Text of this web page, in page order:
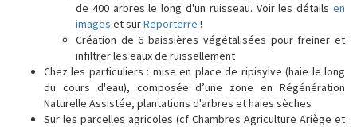
de 400 arbres le long d'un ruisseau. Voir les détails en
images et surReporterre !
Création de 6 baissières végétalisées pour freiner et
infiltrer les eaux de ruissellement
Chez les particuliers : mise en place de ripisylve (haie le long
du cours d'eau), composée d’une zone en Régénération
Naturelle Assistée, plantations d'arbres et haies sèches
Sur les parcelles agricoles (cf Chambres Agriculture Ariège et